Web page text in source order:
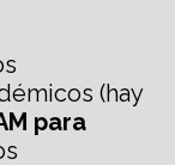
(hay
para